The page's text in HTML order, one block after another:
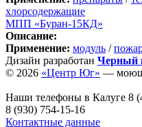
хлорсодержащие
МПП «Буран-15КД»
Описание:
Применение: модуль /
Дизайн разработан Черный
© 2026 «Центр Юг» —
Наши телефоны в Калуге 8
8 (930) 754-15-16
Контактные данные